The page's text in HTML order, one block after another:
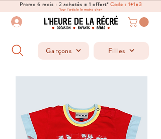
Promo 6 mois : 2 achetés = 1 offert*Code : 1+1=3
*sur l'article le moins cher
Garçons Filles